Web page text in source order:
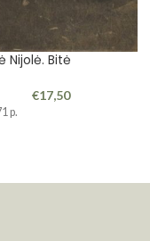
Nijolė. Bitė
€17,50
p.